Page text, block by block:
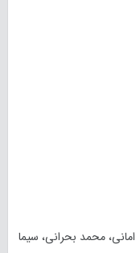
محمد بحرانی، سیما